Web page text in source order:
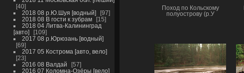
40
2018 08 р.Ю.Шуя [водный]
97
2018 08 В гости к зубрам
15
2018 04 Литва-Калининград
[авто]
109
2017 08 р.Юрюзань [водный]
69
2017 05 Кострома [авто, вело]
23
2016 08 Валдай
57
2016 07 Коломна-Озёры [вело]
Поход по Кольскому
полуострову (р.У